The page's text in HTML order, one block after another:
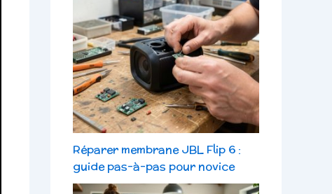
Réparer membrane JBL Flip 6 :
guide pas-à-pas pour novice